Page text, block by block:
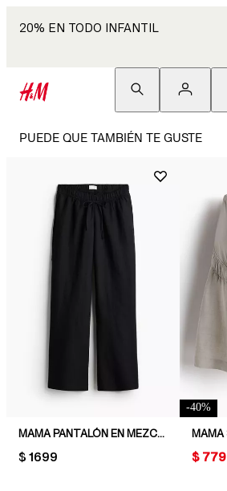
20% EN TODO INFANTIL
PUEDE QUE TAMBIÉN TE GUSTE
MAMA PANTALÓN EN MEZCLA DE LINO BEFORE & AFTER
PRICE:
$ 1699
-40%
PRICE:
$ 779